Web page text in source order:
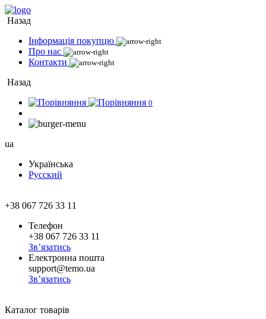
Назад
Інформація покупцю
Про нас
Контакти
Назад
0
ua
Українська
Русский
+38 067 726 33 11
Телефон
+38 067 726 33 11
Зв’язатись
Електронна пошта
support@temo.ua
Зв’язатись
Каталог товарів